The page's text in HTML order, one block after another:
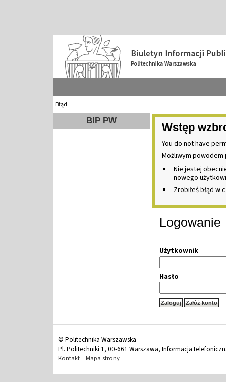
Błąd
BIP PW
Wstęp
You do not have
Możliwym powodem
Nie jestej
nowego
Zrobiłeś błąd w
Logowanie
Użytkownik
Hasło
© Politechnika Warszawska
Pl. Politechniki 1, 00-661 Warszawa, Informacja
Kontakt Mapa strony